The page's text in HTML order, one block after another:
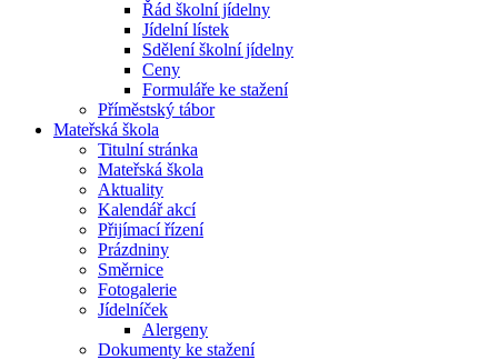
Řád školní jídelny
Jídelní lístek
Sdělení školní jídelny
Ceny
Formuláře ke stažení
Příměstský tábor
Mateřská škola
Titulní stránka
Mateřská škola
Aktuality
Kalendář akcí
Přijímací řízení
Prázdniny
Směrnice
Fotogalerie
Jídelníček
Alergeny
Dokumenty ke stažení